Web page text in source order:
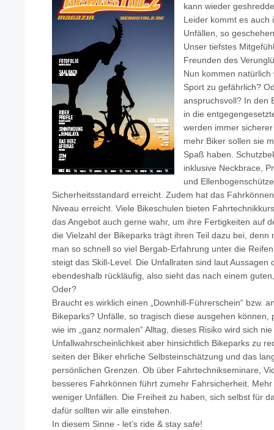
kann wieder
Leider kommt es auch
Unfällen, so
Unser tiefstes
Freunden des
Nun kommen
Sport zu gefährlich?
anspruchsvoll? In den
in die
werden immer
mehr Biker sollen sie
Spaß haben.
inklusive Neckbrace,
und
Sicherheitsstandard erreicht. Zudem hat das
Niveau erreicht. Viele Bikeschulen bieten
das Angebot auch gerne wahr, um ihre Fertigkeiten auf
die Vielzahl der Bikeparks trägt ihren Teil dazu bei, denn
man so schnell so viel Bergab-Erfahrung unter die
steigt das Skill-Level. Die Unfallraten sind laut Aussagen
ebendeshalb rückläufig, also sieht das nach einem
Oder?
Braucht es wirklich einen „Downhill-Führerschein“ bzw.
Bikeparks? Unfälle, so tragisch diese ausgehen können,
wie im „ganz normalen“ Alltag, dieses Risiko wird sich
Unfallwahrscheinlichkeit aber hinsichtlich Bikeparks zu
seiten der Biker ehrliche Selbsteinschätzung und das
persönlichen Grenzen. Ob über Fahrtechnikseminare,
besseres Fahrkönnen führt zumehr Fahrsicherheit.
weniger Unfällen. Die Freiheit zu haben, sich selbst für
dafür sollten wir alle einstehen.
In diesem Sinne - let’s ride & stay safe!